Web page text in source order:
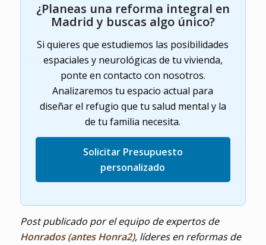
¿Planeas una reforma integral en
Madrid y buscas algo único?
Si quieres que estudiemos las posibilidades
espaciales y neurológicas de tu vivienda,
ponte en contacto con nosotros.
Analizaremos tu espacio actual para
diseñar el refugio que tu salud mental y la
de tu familia necesita.
Solicitar Presupuesto
personalizado
Post publicado por el equipo de expertos de
Honrados (antes Honra2), líderes en reformas de